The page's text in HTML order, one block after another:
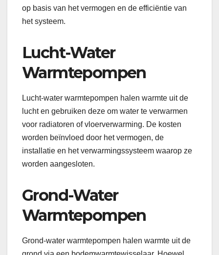
op basis van het vermogen en de efficiëntie van
het systeem.
Lucht-Water
Warmtepompen
Lucht-water warmtepompen halen warmte uit de
lucht en gebruiken deze om water te verwarmen
voor radiatoren of vloerverwarming. De kosten
worden beïnvloed door het vermogen, de
installatie en het verwarmingssysteem waarop ze
worden aangesloten.
Grond-Water
Warmtepompen
Grond-water warmtepompen halen warmte uit de